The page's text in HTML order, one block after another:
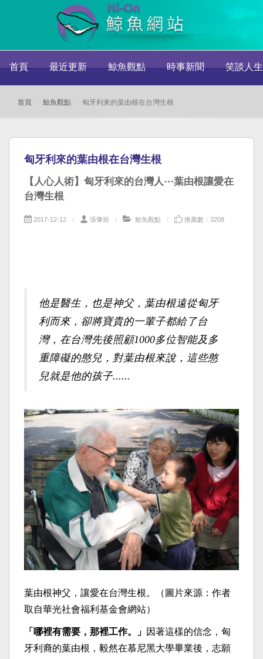
首頁 最近更新 鯨魚觀點 時事新聞 笑談人生
首頁 鯨魚觀點 匈牙利來的葉由根在台灣生根
匈牙利來的葉由根在台灣生根
【人心人術】匈牙利來的台灣人⋯葉由根讓愛在
台灣生根
2017-12-12 張肇烜 鯨魚觀點 推薦數：3208
他是醫生，也是神父，葉由根遠從匈牙
利而來，卻將寶貴的一輩子都給了台
灣，在台灣先後照顧1000多位智能及多
重障礙的憨兒，對葉由根來說，這些憨
兒就是他的孩子......
葉由根神父，讓愛在台灣生根。（圖片來源：作者
取自華光社會福利基金會網站）
「哪裡有需要，那裡工作。」 因著這樣的信念，匈
牙利裔的葉由根，毅然在慕尼黑大學畢業後，志願